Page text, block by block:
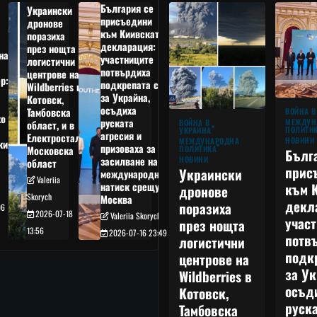
Украински
дронове
поразиха
през нощта
логистични
центрове на
Wildberries в
Котовск,
Тамбовска
област, и в
Електростал,
Московска
област
Valeriia
Skorych
2026-07-18
13:56
България се
присъедини
към Киивската
декларация:
участниците
потвърдиха
подкрепата си
за Украйна,
осъдиха
руската
агресия и
призоваха за
засилване на
международния
натиск срещу
Москва
Valeriia Skorych
2026-07-16 23:49
ВОЙНА В
УКРАЙНА
МЕЖДУНАРОДНА
ПОЛИТИКА
НОВИНИ
Украински
дронове
поразиха
през нощта
логистични
центрове на
Wildberries в
Котовск,
Тамбовска
ВОЙНА
НОВИНИ
към
за